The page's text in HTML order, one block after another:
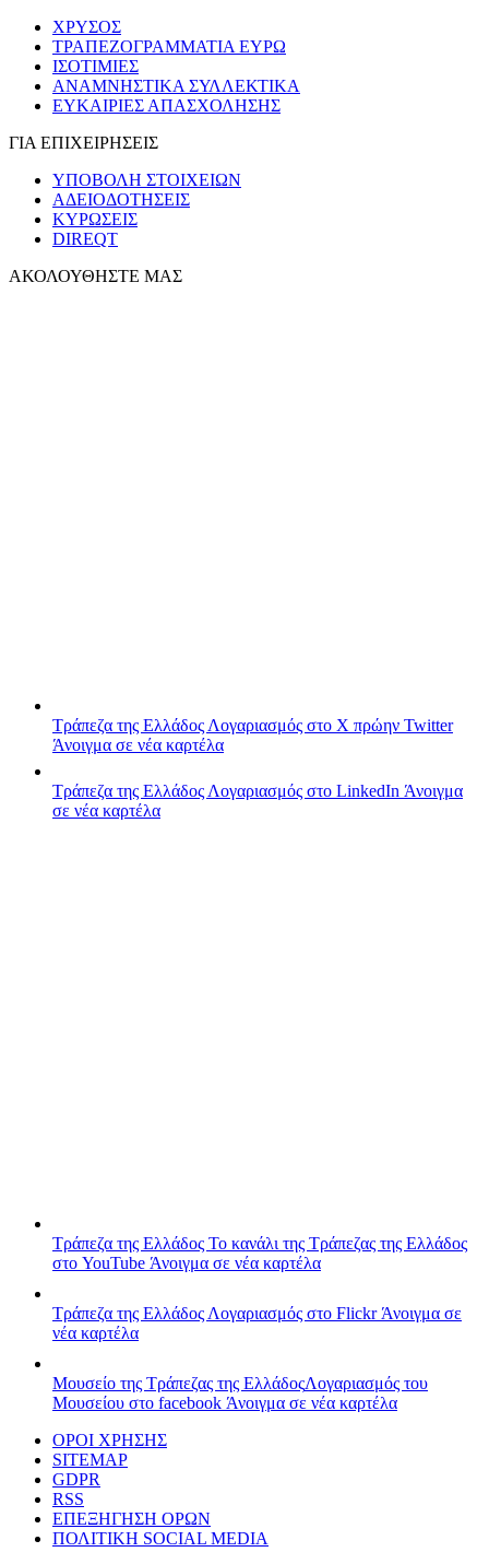
ΧΡΥΣΟΣ
ΤΡΑΠΕΖΟΓΡΑΜΜΑΤΙΑ ΕΥΡΩ
ΙΣΟΤΙΜΙΕΣ
ΑΝΑΜΝΗΣΤΙΚΑ ΣΥΛΛΕΚΤΙΚΑ
ΕΥΚΑΙΡΙΕΣ ΑΠΑΣΧΟΛΗΣΗΣ
ΓΙΑ ΕΠΙΧΕΙΡΗΣΕΙΣ
ΥΠΟΒΟΛΗ ΣΤΟΙΧΕΙΩΝ
ΑΔΕΙΟΔΟΤΗΣΕΙΣ
ΚΥΡΩΣΕΙΣ
DIREQT
ΑΚΟΛΟΥΘΗΣΤΕ ΜΑΣ
Τράπεζα της Ελλάδος Λογαριασμός στο X πρώην Twitter
Άνοιγμα σε νέα καρτέλα
Τράπεζα της Ελλάδος Λογαριασμός στο LinkedIn Άνοιγμα
σε νέα καρτέλα
Τράπεζα της Ελλάδος Το κανάλι της Τράπεζας της Ελλάδος
στο YouTube Άνοιγμα σε νέα καρτέλα
Τράπεζα της Ελλάδος Λογαριασμός στο FlickrΆνοιγμα σε
νέα καρτέλα
Μουσείο της Τράπεζας της ΕλλάδοςΛογαριασμός του
Μουσείου στο facebook Άνοιγμα σε νέα καρτέλα
ΟΡΟΙ ΧΡΗΣΗΣ
SITEMAP
GDPR
RSS
ΕΠΕΞΗΓΗΣΗ ΟΡΩΝ
ΠΟΛΙΤΙΚΗ SOCIAL MEDIA